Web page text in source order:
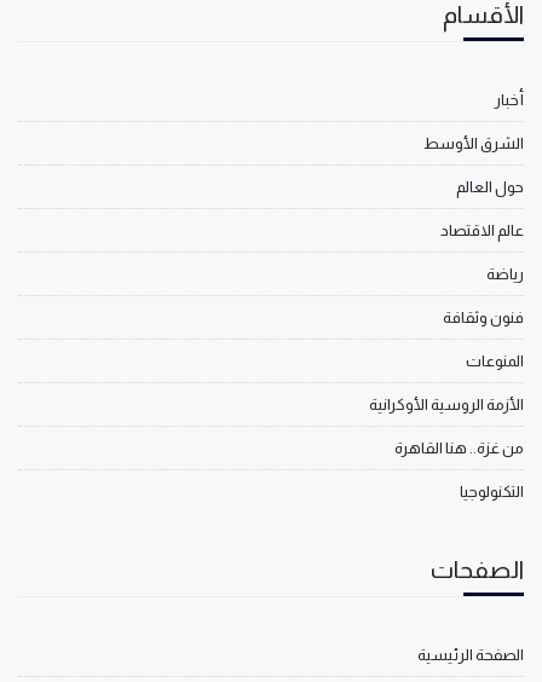
الأقسام
أخبار
الشرق الأوسط
حول العالم
عالم الاقتصاد
رياضة
فنون وثقافة
المنوعات
الأزمة الروسية الأوكرانية
من غزة.. هنا القاهرة
التكنولوجيا
الصفحات
الصفحة الرئيسية